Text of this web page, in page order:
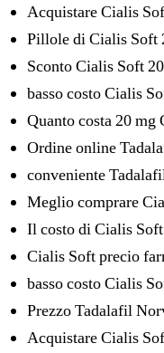
Acquistare Cialis
Pillole di Cialis Soft
Sconto Cialis Soft
basso costo Cialis
Quanto costa 20
Ordine online
conveniente
Meglio comprare
Il costo di Cialis
Cialis Soft precio
basso costo Cialis
Prezzo Tadalafil
Acquistare Cialis